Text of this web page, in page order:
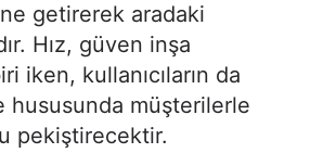
getirerek aradaki
Hız, güven inşa
iken, kullanıcıların da
hususunda müşterilerle
pekiştirecektir.